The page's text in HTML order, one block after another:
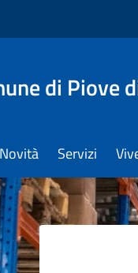
di Piove
Novità Servizi